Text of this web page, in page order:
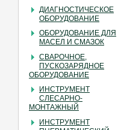
ДИАГНОСТИЧЕСКОЕ
ОБОРУДОВАНИЕ
ОБОРУДОВАНИЕ ДЛЯ
МАСЕЛ И СМАЗОК
СВАРОЧНОЕ,
ПУСКОЗАРЯДНОЕ
ОБОРУДОВАНИЕ
ИНСТРУМЕНТ
СЛЕСАРНО-
МОНТАЖНЫЙ
ИНСТРУМЕНТ